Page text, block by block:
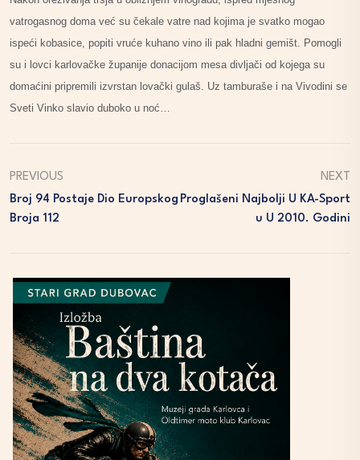
vatrogasnog doma već su čekale vatre nad kojima je svatko mogao
ispeći kobasice, popiti vruće kuhano vino ili pak hladni gemišt. Pomogli
su i lovci karlovačke županije donacijom mesa divljači od kojega su
domaćini pripremili izvrstan lovački gulaš. Uz tamburaše i na Vivodini se
Sveti Vinko slavio duboko u noć…
PREVIOUS
Broj 94 Postaje Dio Europskog
Broja 112
NEXT
Proglašeni Najbolji U KA-Sport
U U 2010. Godini